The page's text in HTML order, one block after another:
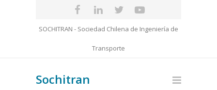
SOCHITRAN - Sociedad Chilena de Ingeniería de
Transporte
Sochitran